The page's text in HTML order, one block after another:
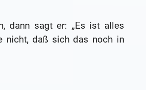
dann sagt er: „Es ist alles
nicht, daß sich das noch in